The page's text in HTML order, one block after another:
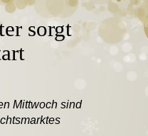
sorgt
Mittwoch sind